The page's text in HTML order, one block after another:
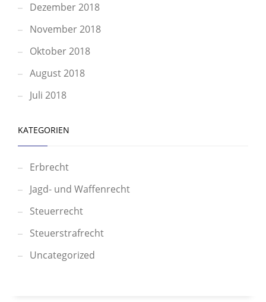
Dezember 2018
November 2018
Oktober 2018
August 2018
Juli 2018
KATEGORIEN
Erbrecht
Jagd- und Waffenrecht
Steuerrecht
Steuerstrafrecht
Uncategorized